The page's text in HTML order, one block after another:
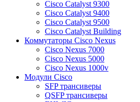
Cisco Catalyst 9300
Cisco Catalyst 9400
Cisco Catalyst 9500
Cisco Catalyst Building
Коммутаторы Cisco Nexus
Cisco Nexus 7000
Cisco Nexus 5000
Cisco Nexus 1000v
Модули Cisco
SFP трансиверы
QSFP трансиверы